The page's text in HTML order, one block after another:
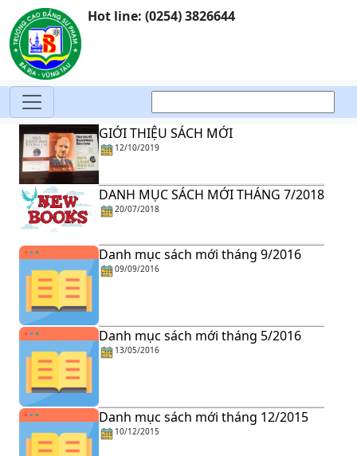
Hot line: (0254) 3826644
GIỚI THIỆU SÁCH MỚI
12/10/2019
DANH MỤC SÁCH MỚI THÁNG 7/2018
20/07/2018
Danh mục sách mới tháng 9/2016
09/09/2016
Danh mục sách mới tháng 5/2016
13/05/2016
Danh mục sách mới tháng 12/2015
10/12/2015